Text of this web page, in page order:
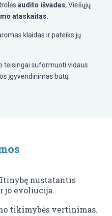
audito išvadas, Viešųjų
ataskaitas
klaidas ir pateiks jų
teisingai suformuoti vidaus
įgyvendinimas būtų
nustatantis
jo evoliucija.
tikimybės vertinimas.